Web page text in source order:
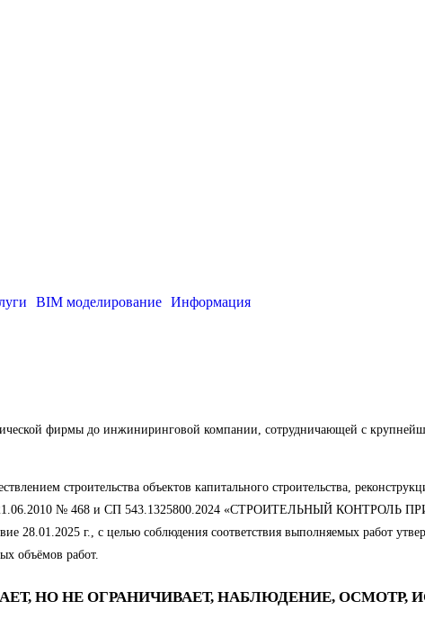
BIM моделирование Информация
фирмы до инжиниринговой компании, сотрудничающей с
строительства объектов капитального строительства,
РФ от 21.06.2010 № 468 и СП 543.1325800.2024 «СТРОИТЕЛЬНЫЙ
г., с целью соблюдения соответствия выполняемых работ
объёмов работ.
НО НЕ ОГРАНИЧИВАЕТ, НАБЛЮДЕНИЕ, ОСМОТР,